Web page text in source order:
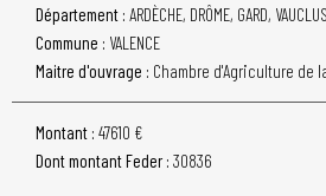
Département : ARDÈCHE, DRÔME, GARD,
Commune : VALENCE
Maitre d'ouvrage : Chambre d'Agriculture de la
Montant : 47610 €
Dont montant Feder : 30836